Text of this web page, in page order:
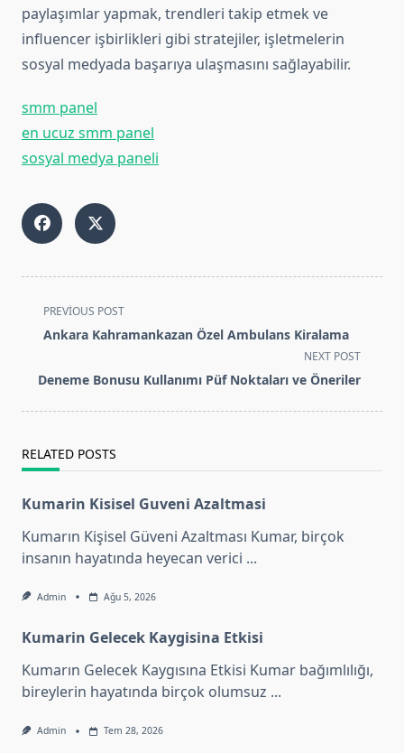
paylaşımlar yapmak, trendleri takip etmek ve
influencer işbirlikleri gibi stratejiler, işletmelerin
sosyal medyada başarıya ulaşmasını sağlayabilir.
smm panel
en ucuz smm panel
sosyal medya paneli
<span
class="nav-
screen-
text">Page</span>
PREVIOUS POST
Ankara Kahramankazan Özel Ambulans Kiralama
NEXT POST
Deneme Bonusu Kullanımı Püf Noktaları ve Öneriler
RELATED POSTS
Kumarin Kisisel Guveni Azaltmasi
Kumarın Kişisel Güveni Azaltması Kumar, birçok
insanın hayatında heyecan verici ...
Admin Ağu 5, 2026
Kumarin Gelecek Kaygisina Etkisi
Kumarın Gelecek Kaygısına Etkisi Kumar bağımlılığı,
bireylerin hayatında birçok olumsuz ...
Admin Tem 28, 2026